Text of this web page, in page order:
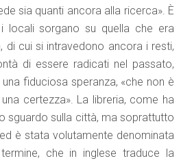
sia quanti ancora alla ricerca». È
locali sorgano su quella che era
di cui si intravedono ancora i resti,
di essere radicati nel passato,
fiduciosa speranza, «che non è
certezza». La libreria, come ha
sguardo sulla città, ma soprattutto
è stata volutamente denominata
termine, che in inglese traduce la